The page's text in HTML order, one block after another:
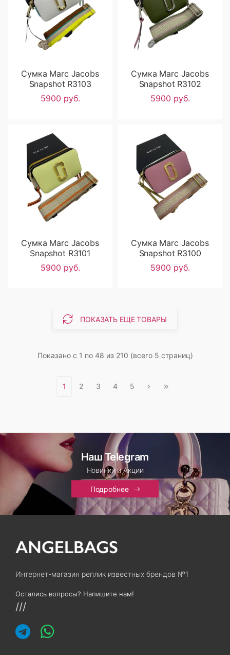
Сумка Marc Jacobs
Snapshot R3103
5900 руб.
Сумка Marc Jacobs
Snapshot R3102
5900 руб.
Сумка Marc Jacobs
Snapshot R3101
5900 руб.
Сумка Marc Jacobs
Snapshot R3100
5900 руб.
ПОКАЗАТЬ ЕЩЕ ТОВАРЫ
Показано с 1 по 48 из 210 (всего 5 страниц)
1 2 3 4 5
Наш Telegram
Новинки и Акции
Подробнее
Интернет-магазин реплик известных брендов №1
Остались вопросы? Напишите нам!
///